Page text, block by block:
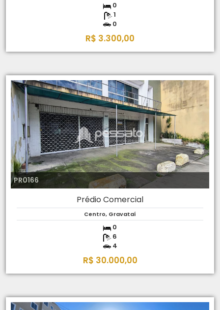
0
1
0
R$ 3.300,00
PR0166
Prédio Comercial
Centro, Gravataí
0
6
4
R$ 30.000,00